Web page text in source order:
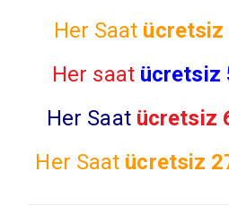
Her Saat ücretsiz
Her saat ücretsiz
Her Saat ücretsiz
Her Saat ücretsiz